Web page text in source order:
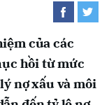
của các
hồi từ mức
nợ xấu và môi
Hủy